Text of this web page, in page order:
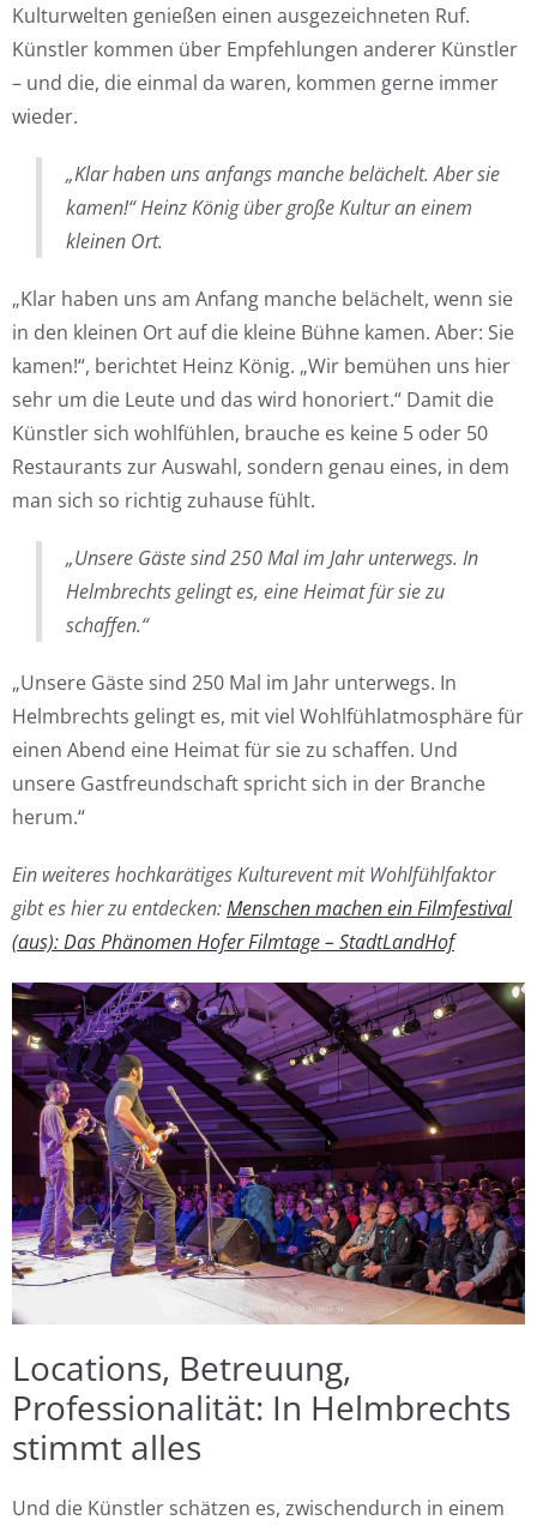
Kulturwelten genießen einen ausgezeichneten Ruf.
Künstler kommen über Empfehlungen anderer Künstler
– und die, die einmal da waren, kommen gerne immer
wieder.
„Klar haben uns anfangs manche belächelt. Aber sie
kamen!“ Heinz König über große Kultur an einem
kleinen Ort.
„Klar haben uns am Anfang manche belächelt, wenn sie
in den kleinen Ort auf die kleine Bühne kamen. Aber: Sie
kamen!“, berichtet Heinz König. „Wir bemühen uns hier
sehr um die Leute und das wird honoriert.“ Damit die
Künstler sich wohlfühlen, brauche es keine 5 oder 50
Restaurants zur Auswahl, sondern genau eines, in dem
man sich so richtig zuhause fühlt.
„Unsere Gäste sind 250 Mal im Jahr unterwegs. In
Helmbrechts gelingt es, eine Heimat für sie zu
schaffen.“
„Unsere Gäste sind 250 Mal im Jahr unterwegs. In
Helmbrechts gelingt es, mit viel Wohlfühlatmosphäre für
einen Abend eine Heimat für sie zu schaffen. Und
unsere Gastfreundschaft spricht sich in der Branche
herum.“
Ein weiteres hochkarätiges Kulturevent mit Wohlfühlfaktor
gibt es hier zu entdecken:Menschen machen ein Filmfestival
(aus): Das Phänomen Hofer Filmtage – StadtLandHof
Locations, Betreuung,
Professionalität: In Helmbrechts
stimmt alles
Und die Künstler schätzen es, zwischendurch in einem